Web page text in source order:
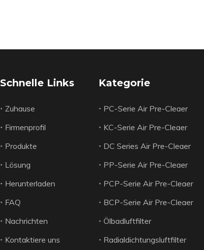
Schnelle Links
Zuhause
Firmenprofil
Produkte
Lösung
Herunterladen
FAQ
Nachrichten
Kontaktiere uns
Kategorie
PC-Serie Air Pre-Cleaer
KC-Serie Air Pre-Cleaer
DC Series Air Pre-Cleaer
PP-Serie Air Pre-Cleaer
PCP-Serie Air Pre-Cleaer
BCP-Serie Air Pre-Cleaer
Ölbadluftfilter
Radialdichtungsluftfilter